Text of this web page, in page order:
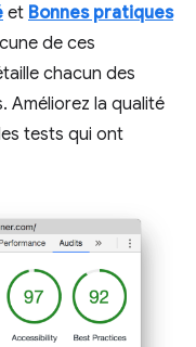
et Bonnes pratiques
de ces
chacun des
Améliorez la qualité
tests qui ont